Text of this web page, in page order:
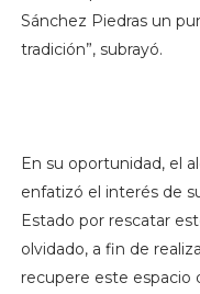
Sánchez Piedras un
tradición”, subrayó.
En su oportunidad, el
enfatizó el interés de
Estado por rescatar
olvidado, a fin de
recupere este espacio